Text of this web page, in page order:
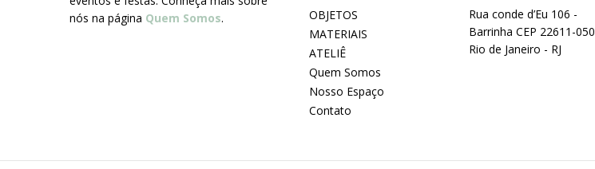
nós na página Quem Somos.
OBJETOS
MATERIAIS
ATELIÊ
Quem Somos
Nosso Espaço
Contato
Rua conde d’Eu 106 -
Barrinha CEP 22611-050
Rio de Janeiro - RJ